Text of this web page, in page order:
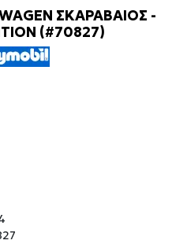
ΣΚΑΡΑΒΑΙΟΣ -
(#70827)